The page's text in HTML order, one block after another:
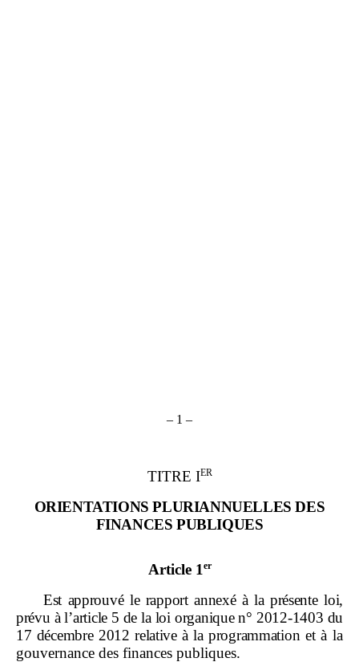
– 1 –
TITRE IER
ORIENTATIONS PLURIANNUELLES DES
FINANCES PUBLIQUES
Article 1 er
Est approuvé le rapport annexé à la présente loi,
prévu à l’article 5 de la loi organique n° 2012‑1403 du
17 décembre 2012 relative à la programmation et à la
gouvernance des finances publiques.